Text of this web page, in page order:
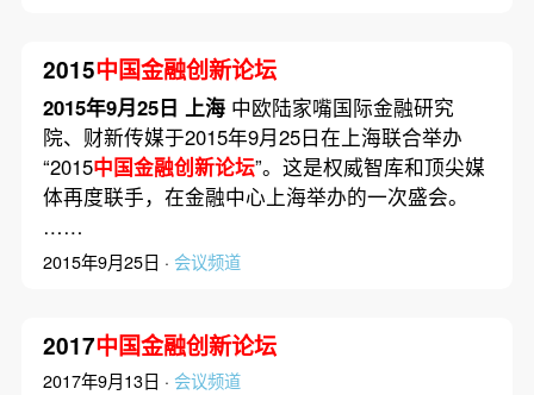
2015中国金融创新论坛
2015年9月25日 上海中欧陆家嘴国际金融研究
院、财新传媒于2015年9月25日在上海联合举办
“2015中国金融创新论坛”。这是权威智库和顶尖媒
体再度联手，在金融中心上海举办的一次盛会。
……
2015年9月25日 · 会议频道
2017中国金融创新论坛
2017年9月13日 · 会议频道